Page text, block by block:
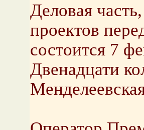
Деловая
проектов
состоится 7
Двенадцати